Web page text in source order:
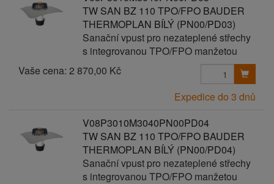
TW SAN BZ 110 TPO/FPO BAUDER
THERMOPLAN BÍLÝ (PN00/PD03)
Sanační vpust pro nezateplené střechy
s integrovanou TPO/FPO manžetou
Vaše cena: 2 870,00 Kč
Expedice do 3 dnů
V08P3010M3040PN00PD04
TW SAN BZ 110 TPO/FPO BAUDER
THERMOPLAN BÍLÝ (PN00/PD04)
Sanační vpust pro nezateplené střechy
s integrovanou TPO/FPO manžetou